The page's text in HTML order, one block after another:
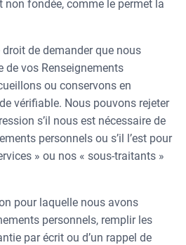
non fondée, comme le permet la
de demander que nous
vos Renseignements
ou conservons en
vérifiable. Nous pouvons rejeter
s’il nous est nécessaire de
personnels ou s’il l’est pour
» ou nos « sous-traitants »
pour laquelle nous avons
personnels, remplir les
par écrit ou d’un rappel de